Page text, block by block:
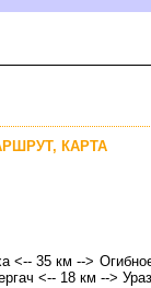
КАРТА
<-- 35 км -->
<-- 18 км -->